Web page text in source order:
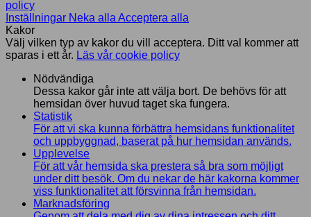
policy
Inställningar Neka alla Acceptera alla
Kakor
Välj vilken typ av kakor du vill acceptera. Ditt val kommer att
sparas i ett år. Läs vår cookie policy
Nödvändiga
Dessa kakor går inte att välja bort. De behövs för att
hemsidan över huvud taget ska fungera.
Statistik
För att vi ska kunna förbättra hemsidans funktionalitet
och uppbyggnad, baserat på hur hemsidan används.
Upplevelse
För att vår hemsida ska prestera så bra som möjligt
under ditt besök. Om du nekar de här kakorna kommer
viss funktionalitet att försvinna från hemsidan.
Marknadsföring